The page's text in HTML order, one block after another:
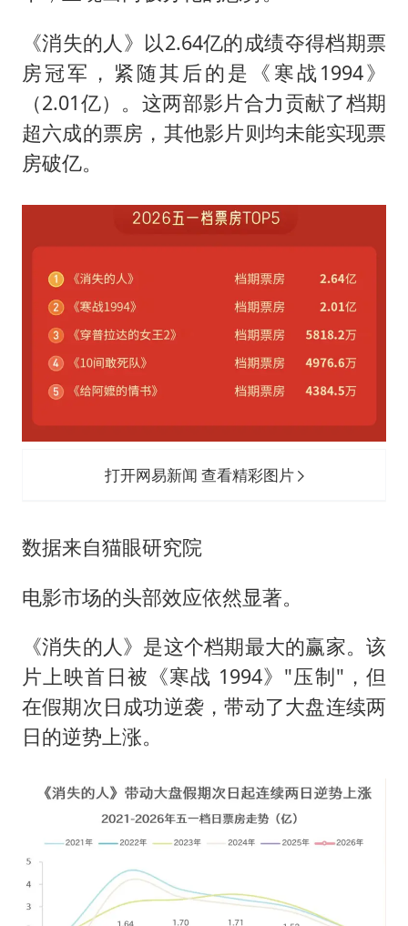
《消失的人》以2.64亿的成绩夺得档期票
房冠军，紧随其后的是《寒战1994》
（2.01亿）。这两部影片合力贡献了档期
超六成的票房，其他影片则均未能实现票
房破亿。
打开网易新闻 查看精彩图片
数据来自猫眼研究院
电影市场的头部效应依然显著。
《消失的人》是这个档期最大的赢家。该
片上映首日被《寒战 1994》"压制"，但
在假期次日成功逆袭，带动了大盘连续两
日的逆势上涨。